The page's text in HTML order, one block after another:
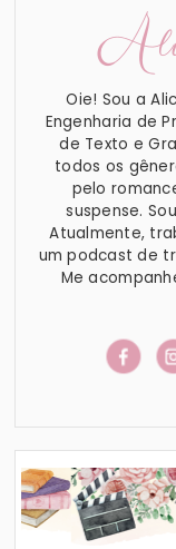
Oie! Sou a
Engenharia de
de Texto e
todos os
pelo
suspense.
Atualmente,
um podcast de
Me